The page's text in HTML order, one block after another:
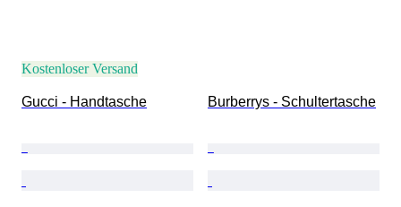
Kostenloser Versand
Gucci - Handtasche Burberrys - Schultertasche